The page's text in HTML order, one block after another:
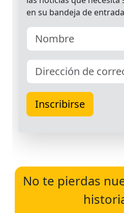
No te pierdas